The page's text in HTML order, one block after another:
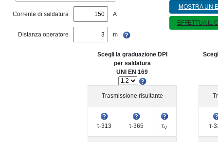
Corrente di saldatura A
Distanza operatore m
MOSTRA UN
EFFETTUA IL
Scegli la graduazione DPI
per saldatura
UNI EN 169
Trasmissione risultante
τ-313 τ-365 τV τ-